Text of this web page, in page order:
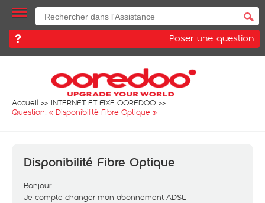
Poser une question
Accueil
INTERNET ET FIXE OOREDOO
Question: « Disponibilité Fibre Optique »
Disponibilité Fibre Optique
Bonjour
Je compte changer mon abonnement ADSL